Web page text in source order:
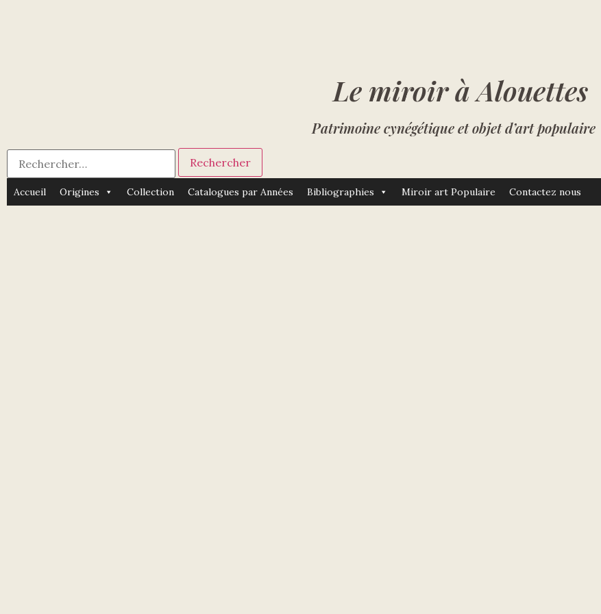
Le miroir à Alouettes
Patrimoine cynégétique et objet d’art populaire
Accueil Origines Collection Catalogues par Années Bibliographies Miroir art Populaire Contactez nous